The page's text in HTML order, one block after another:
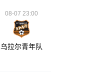
08-07 23:00
乌拉尔青年队